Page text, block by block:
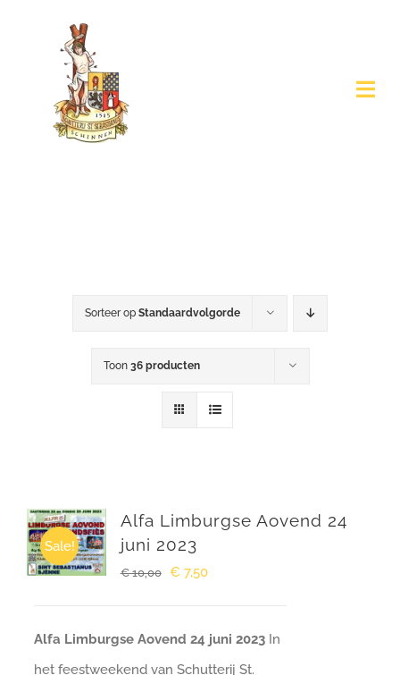
Sorteer op Standaardvolgorde
Toon 36 producten
Sale!
Alfa Limburgse Aovend 24
juni 2023
€10,00
Oorspronkelijke
was:
€ 10,00.
€ 7,50Huidige
is:
€ 7,50.
Alfa Limburgse Aovend 24 juni 2023In
het feestweekend van Schutterij St.